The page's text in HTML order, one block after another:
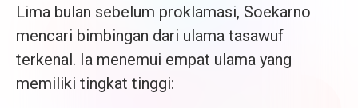
Lima bulan sebelum proklamasi, Soekarno
mencari bimbingan dari ulama tasawuf
terkenal. Ia menemui empat ulama yang
memiliki tingkat tinggi: